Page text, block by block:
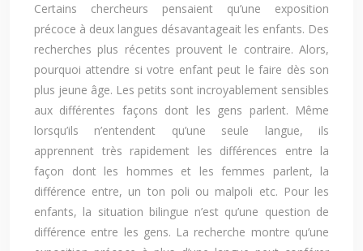
Certains chercheurs pensaient qu’une exposition
précoce à deux langues désavantageait les enfants. Des
recherches plus récentes prouvent le contraire. Alors,
pourquoi attendre si votre enfant peut le faire dès son
plus jeune âge. Les petits sont incroyablement sensibles
aux différentes façons dont les gens parlent. Même
lorsqu’ils n’entendent qu’une seule langue, ils
apprennent très rapidement les différences entre la
façon dont les hommes et les femmes parlent, la
différence entre, un ton poli ou malpoli etc. Pour les
enfants, la situation bilingue n’est qu’une question de
différence entre les gens. La recherche montre qu’une